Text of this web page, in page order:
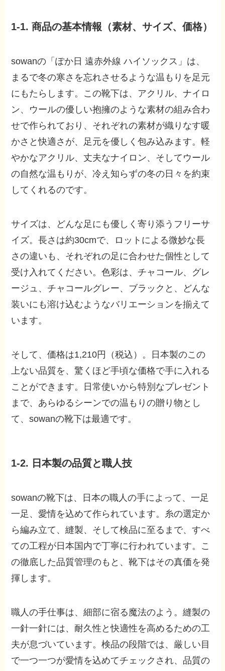
1-1. 商品の基本情報（素材、サイズ、価格）
sowanの「ぽか日 遠赤外線 ハイソックス」は、
まるで冬の寒さを忘れさせるような温もりを足元
にもたらします。この靴下は、アクリル、ナイロ
ン、ウールの優しい抱擁のような素材の組み合わ
せで作られており、それぞれの素材が織りなす暖
かさと快適さが、足元を優しく包み込みます。軽
やかなアクリル、丈夫なナイロン、そしてウール
の自然な温もりが、冷え知らずの冬の日々を約束
してくれるのです。
サイズは、どんな足にも優しく寄り添うフリーサ
イズ。長さは約30cmで、ロットによる微妙な長
さの違いも、それぞれの足に合わせた個性として
受け入れてください。色彩は、チャコール、グレ
ージュ、チャコールグレー、ブラックと、どんな
装いにも溶け込むようなバリエーションを揃えて
います。
そして、価格は1,210円（税込）。日本製のこの
上ない品質を、驚くほど手頃な価格で手に入れる
ことができます。日常使いから特別なプレゼント
まで、あらゆるシーンでの温もりの贈り物とし
て、sowanの靴下は最適です。
1-2. 日本製の品質と職人技
sowanの靴下は、日本の職人の手によって、一足
一足、愛情を込めて作られています。糸の選定か
ら編み立て、縫製、そして検品に至るまで、すべ
ての工程が日本国内で丁寧に行われています。こ
の徹底した品質管理のもと、靴下はその真価を発
揮します。
職人の手仕事は、細部に宿る魔法のよう。縫製の
一針一針には、耐久性と快適性を高めるための工
夫が息づいています。検品の段階では、厳しい目
で一つ一つが愛情を込めてチェックされ、品質の